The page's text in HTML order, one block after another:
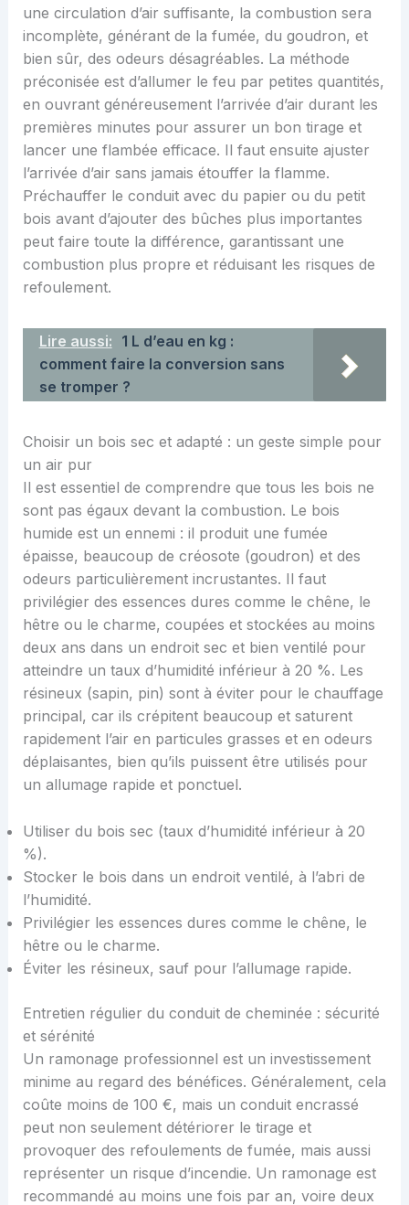
une circulation d’air suffisante, la combustion sera
incomplète, générant de la fumée, du goudron, et
bien sûr, des odeurs désagréables. La méthode
préconisée est d’allumer le feu par petites quantités,
en ouvrant généreusement l’arrivée d’air durant les
premières minutes pour assurer un bon tirage et
lancer une flambée efficace. Il faut ensuite ajuster
l’arrivée d’air sans jamais étouffer la flamme.
Préchauffer le conduit avec du papier ou du petit
bois avant d’ajouter des bûches plus importantes
peut faire toute la différence, garantissant une
combustion plus propre et réduisant les risques de
refoulement.
Lire aussi: 1 L d’eau en kg :
comment faire la conversion sans
se tromper ?
Choisir un bois sec et adapté : un geste simple pour
un air pur
Il est essentiel de comprendre que tous les bois ne
sont pas égaux devant la combustion. Le bois
humide est un ennemi : il produit une fumée
épaisse, beaucoup de créosote (goudron) et des
odeurs particulièrement incrustantes. Il faut
privilégier des essences dures comme le chêne, le
hêtre ou le charme, coupées et stockées au moins
deux ans dans un endroit sec et bien ventilé pour
atteindre un taux d’humidité inférieur à 20 %. Les
résineux (sapin, pin) sont à éviter pour le chauffage
principal, car ils crépitent beaucoup et saturent
rapidement l’air en particules grasses et en odeurs
déplaisantes, bien qu’ils puissent être utilisés pour
un allumage rapide et ponctuel.
Utiliser du bois sec (taux d’humidité inférieur à 20
%).
Stocker le bois dans un endroit ventilé, à l’abri de
l’humidité.
Privilégier les essences dures comme le chêne, le
hêtre ou le charme.
Éviter les résineux, sauf pour l’allumage rapide.
Entretien régulier du conduit de cheminée : sécurité
et sérénité
Un ramonage professionnel est un investissement
minime au regard des bénéfices. Généralement, cela
coûte moins de 100 €, mais un conduit encrassé
peut non seulement détériorer le tirage et
provoquer des refoulements de fumée, mais aussi
représenter un risque d’incendie. Un ramonage est
recommandé au moins une fois par an, voire deux